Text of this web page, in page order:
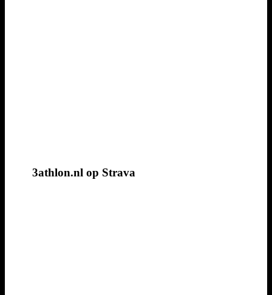
3athlon.nl op Strava